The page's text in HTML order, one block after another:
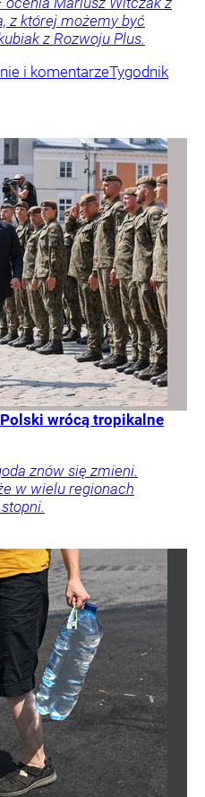
z której możemy być
z Rozwoju Plus.
i komentarzeTygodnik
wrócą tropikalne
znów się zmieni.
w wielu regionach